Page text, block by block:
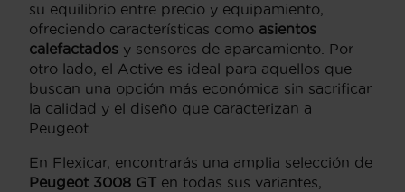
su equilibrio entre precio y equipamiento,
ofreciendo características como asientos
calefactados y sensores de aparcamiento. Por
otro lado, el Active es ideal para aquellos que
buscan una opción más económica sin sacrificar
la calidad y el diseño que caracterizan a
Peugeot.
En Flexicar, encontrarás una amplia selección de
Peugeot 3008 GT en todas sus variantes,